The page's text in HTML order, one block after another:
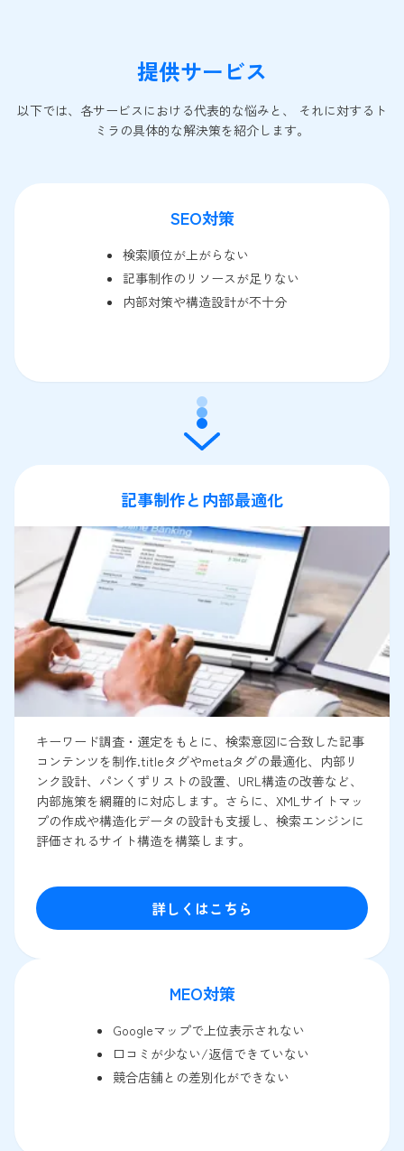
提供サービス
以下では、各サービスにおける代表的な悩みと、 それに対するト
ミラの具体的な解決策を紹介します。
SEO対策
検索順位が上がらない
記事制作のリソースが足りない
内部対策や構造設計が不十分
記事制作と内部最適化
キーワード調査・選定をもとに、検索意図に合致した記事
コンテンツを制作.titleタグやmetaタグの最適化、内部リ
ンク設計、パンくずリストの設置、URL構造の改善など、
内部施策を網羅的に対応します。さらに、XMLサイトマッ
プの作成や構造化データの設計も支援し、検索エンジンに
評価されるサイト構造を構築します。
詳しくはこちら
MEO対策
Googleマップで上位表示されない
口コミが少ない/返信できていない
競合店舗との差別化ができない